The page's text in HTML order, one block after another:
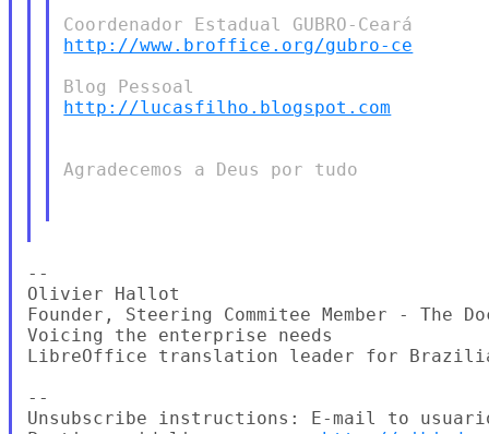
http://www.broffice.org/gubro-ce
http://lucasfilho.blogspot.com
Agradecemos a Deus por tudo
--
Olivier Hallot
Founder, Steering Commitee Member - The
Voicing the enterprise needs
LibreOffice translation leader for
--
Unsubscribe instructions: E-mail to